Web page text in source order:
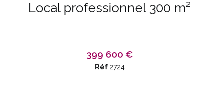
Local professionnel 300 m²
399 600 €
Réf 2724